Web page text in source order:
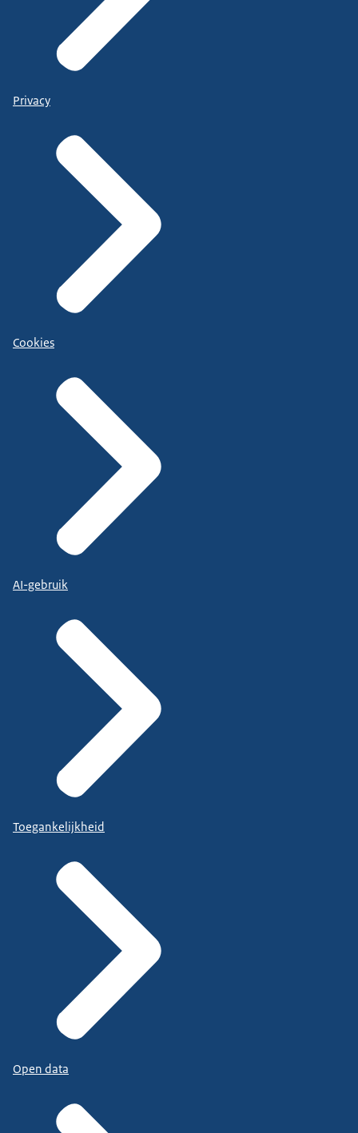
Privacy
Cookies
AI-gebruik
Toegankelijkheid
Open data